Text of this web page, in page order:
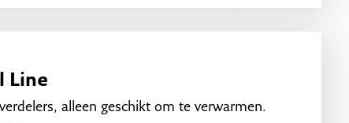
Line
alleen geschikt om te verwarmen.